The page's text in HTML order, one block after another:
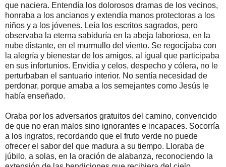
que naciera. Entendía los dolorosos dramas de los vecinos,
honraba a los ancianos y extendía manos protectoras a los
niños y a los jóvenes. Leía los escritos sagrados, pero
observaba la eterna sabiduría en la abeja laboriosa, en la
nube distante, en el murmullo del viento. Se regocijaba con
la alegría y bienestar de los amigos, al igual que participaba
en sus infortunios. Envidia y celos, despecho y cólera, no le
perturbaban el santuario interior. No sentía necesidad de
perdonar, porque amaba a los semejantes como Jesús le
había enseñado.
Oraba por los adversarios gratuitos del camino, convencido
de que no eran malos sino ignorantes e incapaces. Socorría
a los ingratos, recordando que el fruto verde no puede
ofrecer el sabor del que madura a su tiempo. Lloraba de
júbilo, a solas, en la oración de alabanza, reconociendo la